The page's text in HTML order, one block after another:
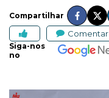
Compartilhar
Comentar
Siga-nos
no